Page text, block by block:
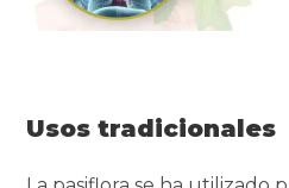
Usos tradicionales